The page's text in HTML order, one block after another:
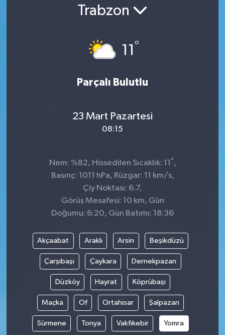
Trabzon
11 °
Parçalı Bulutlu
23 Mart Pazartesi
08:15
Nem: %82, Hissedilen Sıcaklık: 11 ° ,
Basınç: 1011 hPa, Rüzgar: 11 km/s,
Çiy Noktası: 6.7,
Görüş Mesafesi: 10 km, Gün
Doğumu: 6:20, Gün Batımı: 18:36
Akçaabat Araklı Arsin Beşikdüzü
Çarşıbaşı Çaykara Dernekpazarı
Düzköy Hayrat Köprübaşı
Maçka Of Ortahisar Şalpazarı
Sürmene Tonya Vakfıkebir Yomra